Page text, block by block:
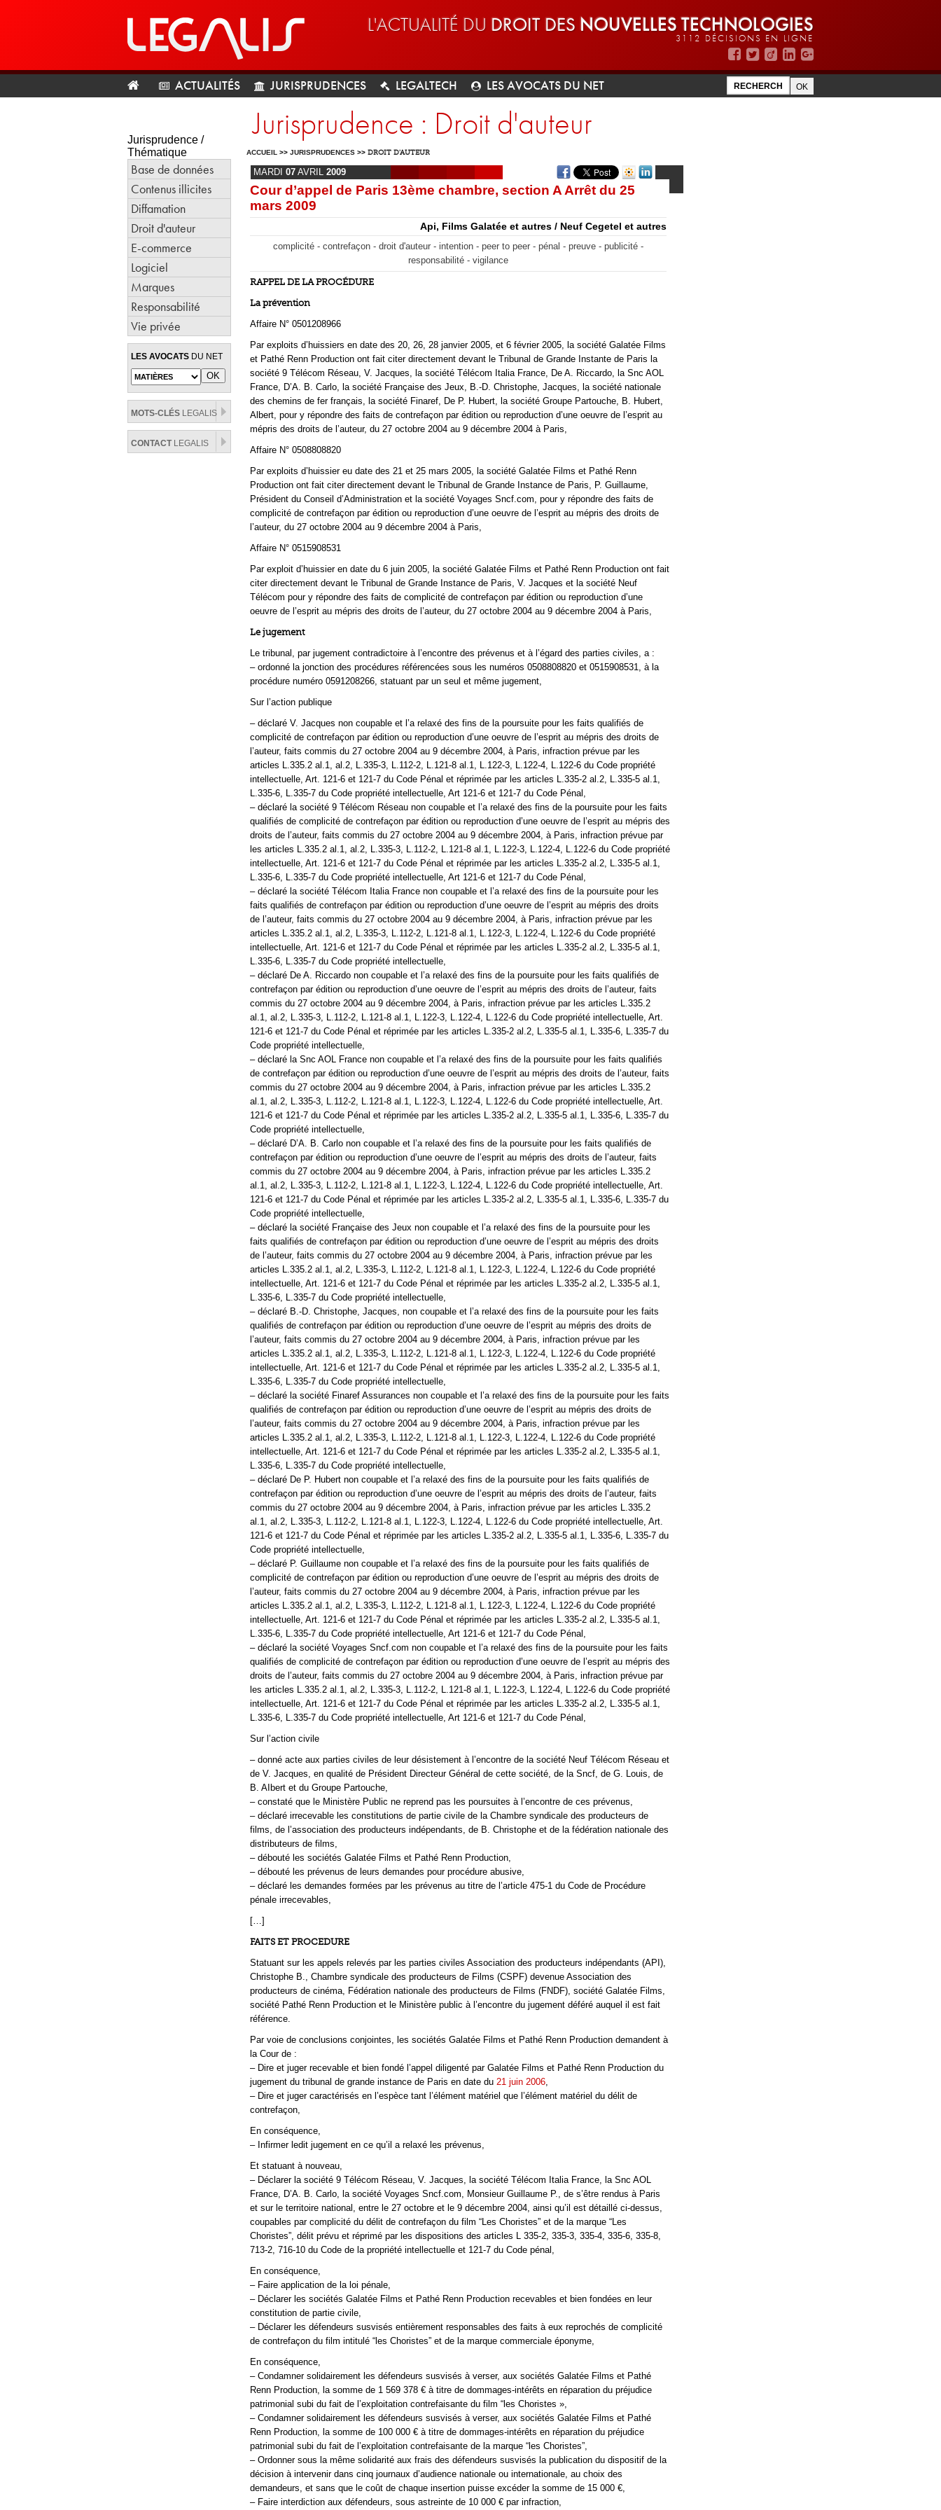
L'ACTUALITÉ DU DROIT DES NOUVELLES TECHNOLOGIES
3112 DÉCISIONS EN LIGNE
ACTUALITÉS JURISPRUDENCES LEGALTECH LES AVOCATS DU NET
Jurisprudence /
Thématique
Base de données
Contenus illicites
Diffamation
Droit d'auteur
E-commerce
Logiciel
Marques
Responsabilité
Vie privée
LES AVOCATS DU NET
MOTS-CLÉS LEGALIS
CONTACTLEGALIS
Jurisprudence : Droit d'auteur
ACCUEIL >> JURISPRUDENCES >> DROIT D'AUTEUR
MARDI 07 AVRIL 2009
Cour d’appel de Paris 13ème chambre, section A Arrêt du 25
mars 2009
Api, Films Galatée et autres / Neuf Cegetel et autres
complicité - contrefaçon - droit d'auteur - intention - peer to peer - pénal - preuve - publicité -
responsabilité - vigilance
RAPPEL DE LA PROCÉDURE
La prévention
Affaire N° 0501208966
Par exploits d’huissiers en date des 20, 26, 28 janvier 2005, et 6 février 2005, la société Galatée Films
et Pathé Renn Production ont fait citer directement devant le Tribunal de Grande Instante de Paris la
société 9 Télécom Réseau, V. Jacques, la société Télécom Italia France, De A. Riccardo, la Snc AOL
France, D’A. B. Carlo, la société Française des Jeux, B.-D. Christophe, Jacques, la société nationale
des chemins de fer français, la société Finaref, De P. Hubert, la société Groupe Partouche, B. Hubert,
Albert, pour y répondre des faits de contrefaçon par édition ou reproduction d’une oeuvre de l’esprit au
mépris des droits de l’auteur, du 27 octobre 2004 au 9 décembre 2004 à Paris,
Affaire N° 0508808820
Par exploits d’huissier eu date des 21 et 25 mars 2005, la société Galatée Films et Pathé Renn
Production ont fait citer directement devant le Tribunal de Grande Instance de Paris, P. Guillaume,
Président du Conseil d’Administration et la société Voyages Sncf.com, pour y répondre des faits de
complicité de contrefaçon par édition ou reproduction d’une oeuvre de l’esprit au mépris des droits de
l’auteur, du 27 octobre 2004 au 9 décembre 2004 à Paris,
Affaire N° 0515908531
Par exploit d’huissier en date du 6 juin 2005, la société Galatée Films et Pathé Renn Production ont fait
citer directement devant le Tribunal de Grande Instance de Paris, V. Jacques et la société Neuf
Télécom pour y répondre des faits de complicité de contrefaçon par édition ou reproduction d’une
oeuvre de l’esprit au mépris des droits de l’auteur, du 27 octobre 2004 au 9 décembre 2004 à Paris,
Le jugement
Le tribunal, par jugement contradictoire à l’encontre des prévenus et à l’égard des parties civiles, a :
– ordonné la jonction des procédures référencées sous les numéros 0508808820 et 0515908531, à la
procédure numéro 0591208266, statuant par un seul et même jugement,
Sur l’action publique
– déclaré V. Jacques non coupable et l’a relaxé des fins de la poursuite pour les faits qualifiés de
complicité de contrefaçon par édition ou reproduction d’une oeuvre de l’esprit au mépris des droits de
l’auteur, faits commis du 27 octobre 2004 au 9 décembre 2004, à Paris, infraction prévue par les
articles L.335.2 al.1, al.2, L.335-3, L.112-2, L.121-8 al.1, L.122-3, L.122-4, L.122-6 du Code propriété
intellectuelle, Art. 121-6 et 121-7 du Code Pénal et réprimée par les articles L.335-2 al.2, L.335-5 al.1,
L.335-6, L.335-7 du Code propriété intellectuelle, Art 121-6 et 121-7 du Code Pénal,
– déclaré la société 9 Télécom Réseau non coupable et l’a relaxé des fins de la poursuite pour les faits
qualifiés de complicité de contrefaçon par édition ou reproduction d’une oeuvre de l’esprit au mépris des
droits de l’auteur, faits commis du 27 octobre 2004 au 9 décembre 2004, à Paris, infraction prévue par
les articles L.335.2 al.1, al.2, L.335-3, L.112-2, L.121-8 al.1, L.122-3, L.122-4, L.122-6 du Code propriété
intellectuelle, Art. 121-6 et 121-7 du Code Pénal et réprimée par les articles L.335-2 al.2, L.335-5 al.1,
L.335-6, L.335-7 du Code propriété intellectuelle, Art 121-6 et 121-7 du Code Pénal,
– déclaré la société Télécom Italia France non coupable et l’a relaxé des fins de la poursuite pour les
faits qualifiés de contrefaçon par édition ou reproduction d’une oeuvre de l’esprit au mépris des droits
de l’auteur, faits commis du 27 octobre 2004 au 9 décembre 2004, à Paris, infraction prévue par les
articles L.335.2 al.1, al.2, L.335-3, L.112-2, L.121-8 al.1, L.122-3, L.122-4, L.122-6 du Code propriété
intellectuelle, Art. 121-6 et 121-7 du Code Pénal et réprimée par les articles L.335-2 al.2, L.335-5 al.1,
L.335-6, L.335-7 du Code propriété intellectuelle,
– déclaré De A. Riccardo non coupable et l’a relaxé des fins de la poursuite pour les faits qualifiés de
contrefaçon par édition ou reproduction d’une oeuvre de l’esprit au mépris des droits de l’auteur, faits
commis du 27 octobre 2004 au 9 décembre 2004, à Paris, infraction prévue par les articles L.335.2
al.1, al.2, L.335-3, L.112-2, L.121-8 al.1, L.122-3, L.122-4, L.122-6 du Code propriété intellectuelle, Art.
121-6 et 121-7 du Code Pénal et réprimée par les articles L.335-2 al.2, L.335-5 al.1, L.335-6, L.335-7 du
Code propriété intellectuelle,
– déclaré la Snc AOL France non coupable et l’a relaxé des fins de la poursuite pour les faits qualifiés
de contrefaçon par édition ou reproduction d’une oeuvre de l’esprit au mépris des droits de l’auteur, faits
commis du 27 octobre 2004 au 9 décembre 2004, à Paris, infraction prévue par les articles L.335.2
al.1, al.2, L.335-3, L.112-2, L.121-8 al.1, L.122-3, L.122-4, L.122-6 du Code propriété intellectuelle, Art.
121-6 et 121-7 du Code Pénal et réprimée par les articles L.335-2 al.2, L.335-5 al.1, L.335-6, L.335-7 du
Code propriété intellectuelle,
– déclaré D’A. B. Carlo non coupable et l’a relaxé des fins de la poursuite pour les faits qualifiés de
contrefaçon par édition ou reproduction d’une oeuvre de l’esprit au mépris des droits de l’auteur, faits
commis du 27 octobre 2004 au 9 décembre 2004, à Paris, infraction prévue par les articles L.335.2
al.1, al.2, L.335-3, L.112-2, L.121-8 al.1, L.122-3, L.122-4, L.122-6 du Code propriété intellectuelle, Art.
121-6 et 121-7 du Code Pénal et réprimée par les articles L.335-2 al.2, L.335-5 al.1, L.335-6, L.335-7 du
Code propriété intellectuelle,
– déclaré la société Française des Jeux non coupable et l’a relaxé des fins de la poursuite pour les
faits qualifiés de contrefaçon par édition ou reproduction d’une oeuvre de l’esprit au mépris des droits
de l’auteur, faits commis du 27 octobre 2004 au 9 décembre 2004, à Paris, infraction prévue par les
articles L.335.2 al.1, al.2, L.335-3, L.112-2, L.121-8 al.1, L.122-3, L.122-4, L.122-6 du Code propriété
intellectuelle, Art. 121-6 et 121-7 du Code Pénal et réprimée par les articles L.335-2 al.2, L.335-5 al.1,
L.335-6, L.335-7 du Code propriété intellectuelle,
– déclaré B.-D. Christophe, Jacques, non coupable et l’a relaxé des fins de la poursuite pour les faits
qualifiés de contrefaçon par édition ou reproduction d’une oeuvre de l’esprit au mépris des droits de
l’auteur, faits commis du 27 octobre 2004 au 9 décembre 2004, à Paris, infraction prévue par les
articles L.335.2 al.1, al.2, L.335-3, L.112-2, L.121-8 al.1, L.122-3, L.122-4, L.122-6 du Code propriété
intellectuelle, Art. 121-6 et 121-7 du Code Pénal et réprimée par les articles L.335-2 al.2, L.335-5 al.1,
L.335-6, L.335-7 du Code propriété intellectuelle,
– déclaré la société Finaref Assurances non coupable et l’a relaxé des fins de la poursuite pour les faits
qualifiés de contrefaçon par édition ou reproduction d’une oeuvre de l’esprit au mépris des droits de
l’auteur, faits commis du 27 octobre 2004 au 9 décembre 2004, à Paris, infraction prévue par les
articles L.335.2 al.1, al.2, L.335-3, L.112-2, L.121-8 al.1, L.122-3, L.122-4, L.122-6 du Code propriété
intellectuelle, Art. 121-6 et 121-7 du Code Pénal et réprimée par les articles L.335-2 al.2, L.335-5 al.1,
L.335-6, L.335-7 du Code propriété intellectuelle,
– déclaré De P. Hubert non coupable et l’a relaxé des fins de la poursuite pour les faits qualifiés de
contrefaçon par édition ou reproduction d’une oeuvre de l’esprit au mépris des droits de l’auteur, faits
commis du 27 octobre 2004 au 9 décembre 2004, à Paris, infraction prévue par les articles L.335.2
al.1, al.2, L.335-3, L.112-2, L.121-8 al.1, L.122-3, L.122-4, L.122-6 du Code propriété intellectuelle, Art.
121-6 et 121-7 du Code Pénal et réprimée par les articles L.335-2 al.2, L.335-5 al.1, L.335-6, L.335-7 du
Code propriété intellectuelle,
– déclaré P. Guillaume non coupable et l’a relaxé des fins de la poursuite pour les faits qualifiés de
complicité de contrefaçon par édition ou reproduction d’une oeuvre de l’esprit au mépris des droits de
l’auteur, faits commis du 27 octobre 2004 au 9 décembre 2004, à Paris, infraction prévue par les
articles L.335.2 al.1, al.2, L.335-3, L.112-2, L.121-8 al.1, L.122-3, L.122-4, L.122-6 du Code propriété
intellectuelle, Art. 121-6 et 121-7 du Code Pénal et réprimée par les articles L.335-2 al.2, L.335-5 al.1,
L.335-6, L.335-7 du Code propriété intellectuelle, Art 121-6 et 121-7 du Code Pénal,
– déclaré la société Voyages Sncf.com non coupable et l’a relaxé des fins de la poursuite pour les faits
qualifiés de complicité de contrefaçon par édition ou reproduction d’une oeuvre de l’esprit au mépris des
droits de l’auteur, faits commis du 27 octobre 2004 au 9 décembre 2004, à Paris, infraction prévue par
les articles L.335.2 al.1, al.2, L.335-3, L.112-2, L.121-8 al.1, L.122-3, L.122-4, L.122-6 du Code propriété
intellectuelle, Art. 121-6 et 121-7 du Code Pénal et réprimée par les articles L.335-2 al.2, L.335-5 al.1,
L.335-6, L.335-7 du Code propriété intellectuelle, Art 121-6 et 121-7 du Code Pénal,
Sur l’action civile
– donné acte aux parties civiles de leur désistement à l’encontre de la société Neuf Télécom Réseau et
de V. Jacques, en qualité de Président Directeur Général de cette société, de la Sncf, de G. Louis, de
B. AIbert et du Groupe Partouche,
– constaté que le Ministère Public ne reprend pas les poursuites à l’encontre de ces prévenus,
– déclaré irrecevable les constitutions de partie civile de la Chambre syndicale des producteurs de
films, de l’association des producteurs indépendants, de B. Christophe et de la fédération nationale des
distributeurs de films,
– débouté les sociétés Galatée Films et Pathé Renn Production,
– débouté les prévenus de leurs demandes pour procédure abusive,
– déclaré les demandes formées par les prévenus au titre de l’article 475-1 du Code de Procédure
pénale irrecevables,
[…]
FAITS ET PROCEDURE
Statuant sur les appels relevés par les parties civiles Association des producteurs indépendants (API),
Christophe B., Chambre syndicale des producteurs de Films (CSPF) devenue Association des
producteurs de cinéma, Fédération nationale des producteurs de Films (FNDF), société Galatée Films,
société Pathé Renn Production et le Ministère public à l’encontre du jugement déféré auquel il est fait
référence.
Par voie de conclusions conjointes, les sociétés Galatée Films et Pathé Renn Production demandent à
la Cour de :
– Dire et juger recevable et bien fondé l’appel diligenté par Galatée Films et Pathé Renn Production du
jugement du tribunal de grande instance de Paris en date du 21 juin 2006,
– Dire et juger caractérisés en l’espèce tant l’élément matériel que l’élément matériel du délit de
contrefaçon,
En conséquence,
– Infirmer ledit jugement en ce qu’il a relaxé les prévenus,
Et statuant à nouveau,
– Déclarer la société 9 Télécom Réseau, V. Jacques, la société Télécom Italia France, la Snc AOL
France, D’A. B. Carlo, la société Voyages Sncf.com, Monsieur Guillaume P., de s’être rendus à Paris
et sur le territoire national, entre le 27 octobre et le 9 décembre 2004, ainsi qu’il est détaillé ci-dessus,
coupables par complicité du délit de contrefaçon du film “Les Choristes” et de la marque “Les
Choristes”, délit prévu et réprimé par les dispositions des articles L 335-2, 335-3, 335-4, 335-6, 335-8,
713-2, 716-10 du Code de la propriété intellectuelle et 121-7 du Code pénal,
En conséquence,
– Faire application de la loi pénale,
– Déclarer les sociétés Galatée Films et Pathé Renn Production recevables et bien fondées en leur
constitution de partie civile,
– Déclarer les défendeurs susvisés entièrement responsables des faits à eux reprochés de complicité
de contrefaçon du film intitulé “les Choristes” et de la marque commerciale éponyme,
En conséquence,
– Condamner solidairement les défendeurs susvisés à verser, aux sociétés Galatée Films et Pathé
Renn Production, la somme de 1 569 378 € à titre de dommages-intérêts en réparation du préjudice
patrimonial subi du fait de l’exploitation contrefaisante du film “les Choristes »,
– Condamner solidairement les défendeurs susvisés à verser, aux sociétés Galatée Films et Pathé
Renn Production, la somme de 100 000 € à titre de dommages-intérêts en réparation du préjudice
patrimonial subi du fait de l’exploitation contrefaisante de la marque “les Choristes”,
– Ordonner sous la même solidarité aux frais des défendeurs susvisés la publication du dispositif de la
décision à intervenir dans cinq journaux d’audience nationale ou internationale, au choix des
demandeurs, et sans que le coût de chaque insertion puisse excéder la somme de 15 000 €,
– Faire interdiction aux défendeurs, sous astreinte de 10 000 € par infraction,